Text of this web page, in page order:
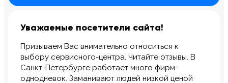
Уважаемые посетители сайта!
Призываем Вас внимательно относиться к
выбору сервисного-центра. Читайте отзывы. В
Санкт-Петербурге работает много фирм-
однодневок. Заманивают людей низкой ценой